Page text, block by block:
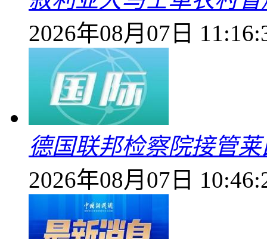
2026年08月07日
德国联邦检察院接管
2026年08月07日